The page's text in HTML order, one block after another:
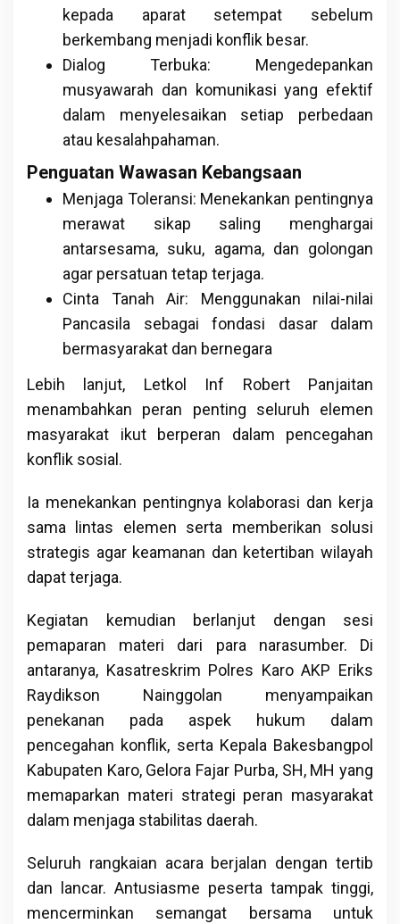
kepada aparat setempat sebelum
berkembang menjadi konflik besar.
Dialog Terbuka: Mengedepankan
musyawarah dan komunikasi yang efektif
dalam menyelesaikan setiap perbedaan
atau kesalahpahaman.
Penguatan Wawasan Kebangsaan
Menjaga Toleransi: Menekankan pentingnya
merawat sikap saling menghargai
antarsesama, suku, agama, dan golongan
agar persatuan tetap terjaga.
Cinta Tanah Air: Menggunakan nilai-nilai
Pancasila sebagai fondasi dasar dalam
bermasyarakat dan bernegara
Lebih lanjut, Letkol Inf Robert Panjaitan
menambahkan peran penting seluruh elemen
masyarakat ikut berperan dalam pencegahan
konflik sosial.
Ia menekankan pentingnya kolaborasi dan kerja
sama lintas elemen serta memberikan solusi
strategis agar keamanan dan ketertiban wilayah
dapat terjaga.
Kegiatan kemudian berlanjut dengan sesi
pemaparan materi dari para narasumber. Di
antaranya, Kasatreskrim Polres Karo AKP Eriks
Raydikson Nainggolan menyampaikan
penekanan pada aspek hukum dalam
pencegahan konflik, serta Kepala Bakesbangpol
Kabupaten Karo, Gelora Fajar Purba, SH, MH yang
memaparkan materi strategi peran masyarakat
dalam menjaga stabilitas daerah.
Seluruh rangkaian acara berjalan dengan tertib
dan lancar. Antusiasme peserta tampak tinggi,
mencerminkan semangat bersama untuk